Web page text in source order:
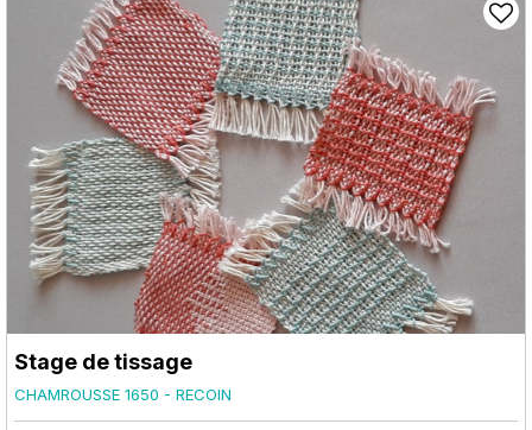
Stage de tissage
CHAMROUSSE 1650 - RECOIN